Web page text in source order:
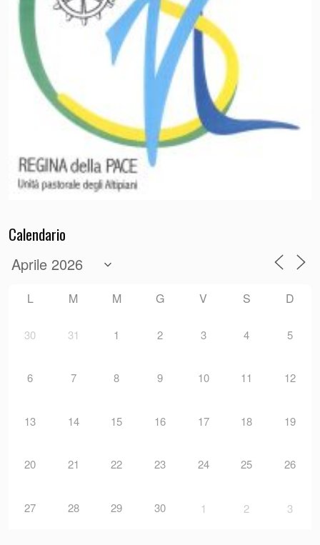
Calendario
L M M G V S D
30 31 1 2 3 4 5
6 7 8 9 10 11 12
13 14 15 16 17 18 19
20 21 22 23 24 25 26
27 28 29 30 1 2 3